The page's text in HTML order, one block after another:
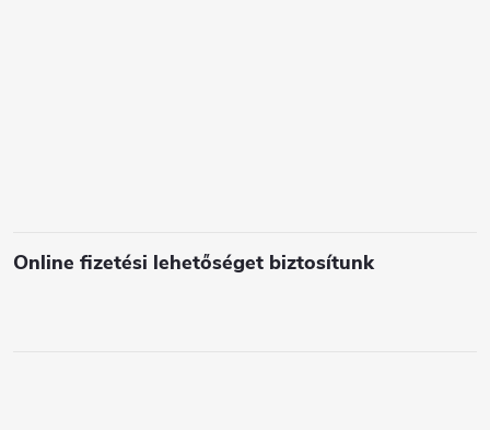
i
Online fizetési lehetőséget biztosítunk